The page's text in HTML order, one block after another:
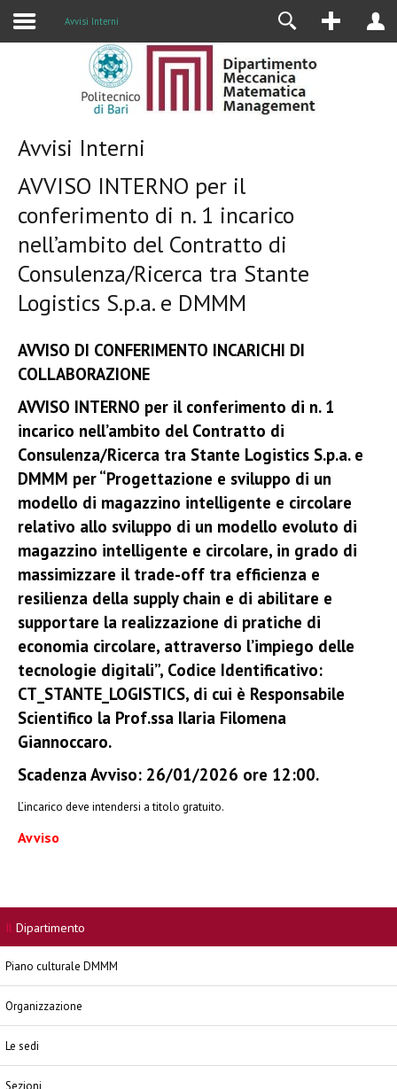
Avvisi Interni
Avvisi Interni
AVVISO INTERNO per il
conferimento di n. 1 incarico
nell’ambito del Contratto di
Consulenza/Ricerca tra Stante
Logistics S.p.a. e DMMM
AVVISO DI CONFERIMENTO INCARICHI DI
COLLABORAZIONE
AVVISO INTERNO per il conferimento di n. 1
incarico nell’ambito del Contratto di
Consulenza/Ricerca tra Stante Logistics S.p.a. e
DMMM per “Progettazione e sviluppo di un
modello di magazzino intelligente e circolare
relativo allo sviluppo di un modello evoluto di
magazzino intelligente e circolare, in grado di
massimizzare il trade-off tra efficienza e
resilienza della supply chain e di abilitare e
supportare la realizzazione di pratiche di
economia circolare, attraverso l’impiego delle
tecnologie digitali”, Codice Identificativo:
CT_STANTE_LOGISTICS, di cui è Responsabile
Scientifico la Prof.ssa Ilaria Filomena
Giannoccaro.
Scadenza Avviso: 26/01/2026 ore 12:00.
L’incarico deve intendersi a titolo gratuito.
Avviso
Il Dipartimento
Piano culturale DMMM
Organizzazione
Le sedi
Sezioni